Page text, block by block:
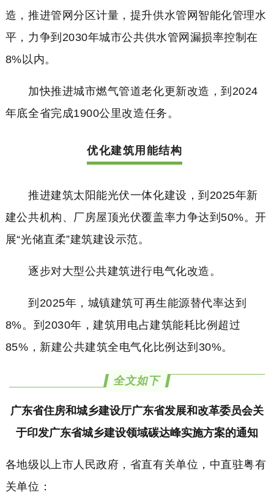
造，推进管网分区计量，提升供水管网智能化管理水
平，力争到2030年城市公共供水管网漏损率控制在
8%以内。
加快推进城市燃气管道老化更新改造，到2024
年底全省完成1900公里改造任务。
优化建筑用能结构
推进建筑太阳能光伏一体化建设，到2025年新
建公共机构、厂房屋顶光伏覆盖率力争达到50%。开
展“光储直柔”建筑建设示范。
逐步对大型公共建筑进行电气化改造。
到2025年，城镇建筑可再生能源替代率达到
8%。到2030年，建筑用电占建筑能耗比例超过
85%，新建公共建筑全电气化比例达到30%。
全文如下
广东省住房和城乡建设厅广东省发展和改革委员会关
于印发广东省城乡建设领域碳达峰实施方案的通知
各地级以上市人民政府，省直有关单位，中直驻粤有
关单位：